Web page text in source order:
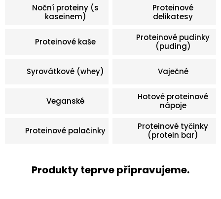
Noční proteiny (s
kaseinem)
Proteinové
delikatesy
Proteinové kaše
Proteinové pudinky
(puding)
Syrovátkové (whey) Vaječné
Veganské
Hotové proteinové
nápoje
Proteinové palačinky
Proteinové tyčinky
(protein bar)
Produkty teprve připravujeme.